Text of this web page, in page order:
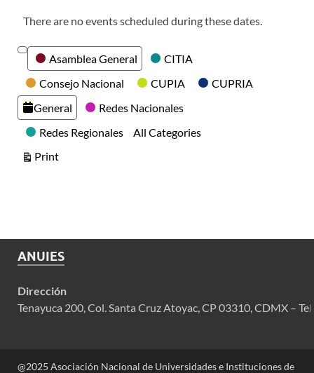
There are no events scheduled during these dates.
CategoriesAsamblea General
CITIA
Consejo Nacional
CUPIA
CUPRIA
General
Redes Nacionales
Redes Regionales
All Categories
PrintView
ANUIES
Dirección
Tenayuca 200, Col. Santa Cruz Atoyac, CP 03310, CDMX –
@2025 Asociación Nacional de Universidades e Instituciones de